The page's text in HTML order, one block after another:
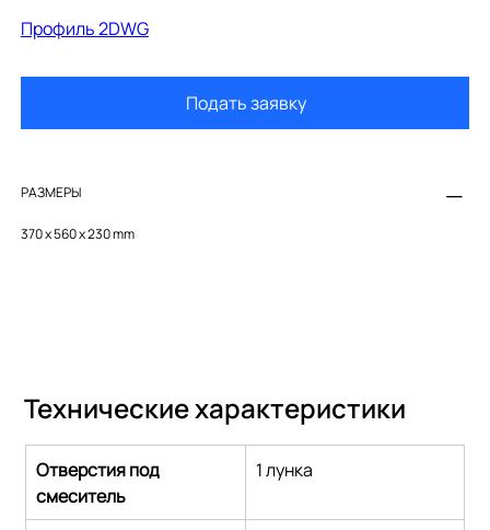
Профиль 2DWG
Подать заявку
РАЗМЕРЫ
370 x 560 x 230 mm
Технические характеристики
Отверстия под
смеситель
1 лунка